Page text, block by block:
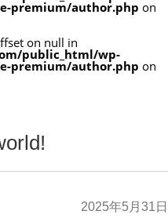
premium/author.php on
on null in
public_html/wp-
premium/author.php on
2025年5月31日